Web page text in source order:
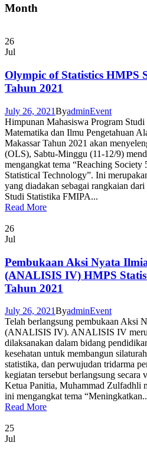
Month
26
Jul
Olympic of Statistics HMPS
Tahun 2021
July 26, 2021ByadminEvent
Himpunan Mahasiswa Program Studi
Matematika dan Ilmu Pengetahuan
Makassar Tahun 2021 akan
(OLS), Sabtu-Minggu (11-12/9)
mengangkat tema “Reaching
Statistical Technology”. Ini
yang diadakan sebagai rangkaian
Studi Statistika FMIPA...
Read More
26
Jul
Pembukaan Aksi Nyata
(ANALISIS IV) HMPS
Tahun 2021
July 26, 2021ByadminEvent
Telah berlangsung pembukaan Aksi
(ANALISIS IV). ANALISIS IV
dilaksanakan dalam bidang
kesehatan untuk membangun
statistika, dan perwujudan tridarma
kegiatan tersebut berlangsung secara
Ketua Panitia, Muhammad Zulfadhli
ini mengangkat tema
Read More
25
Jul